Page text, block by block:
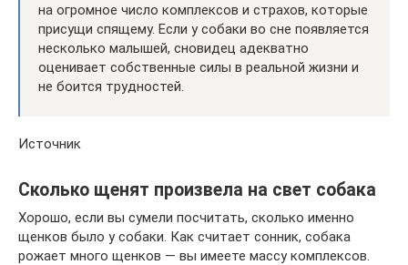
на огромное число комплексов и страхов, которые
присущи спящему. Если у собаки во сне появляется
несколько малышей, сновидец адекватно
оценивает собственные силы в реальной жизни и
не боится трудностей.
Источник
Сколько щенят произвела на свет собака
Хорошо, если вы сумели посчитать, сколько именно
щенков было у собаки. Как считает сонник, собака
рожает много щенков — вы имеете массу комплексов.